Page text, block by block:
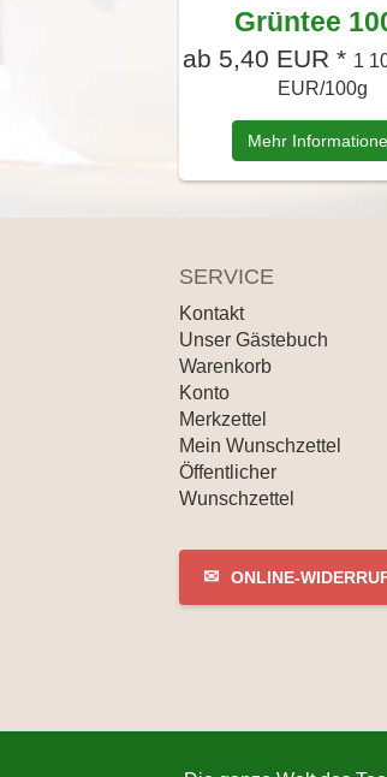
Grüntee
ab 5,40 EUR * 1
EUR/100g
Mehr
SERVICE
Kontakt
Unser Gästebuch
Warenkorb
Konto
Merkzettel
Mein Wunschzettel
Öffentlicher
Wunschzettel
✉ ONLINE-